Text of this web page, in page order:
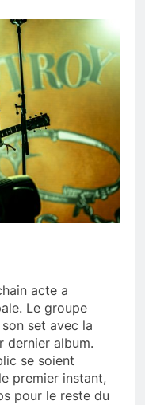
acte a
Le groupe
set avec la
dernier album.
se soient
premier instant,
pour le reste du